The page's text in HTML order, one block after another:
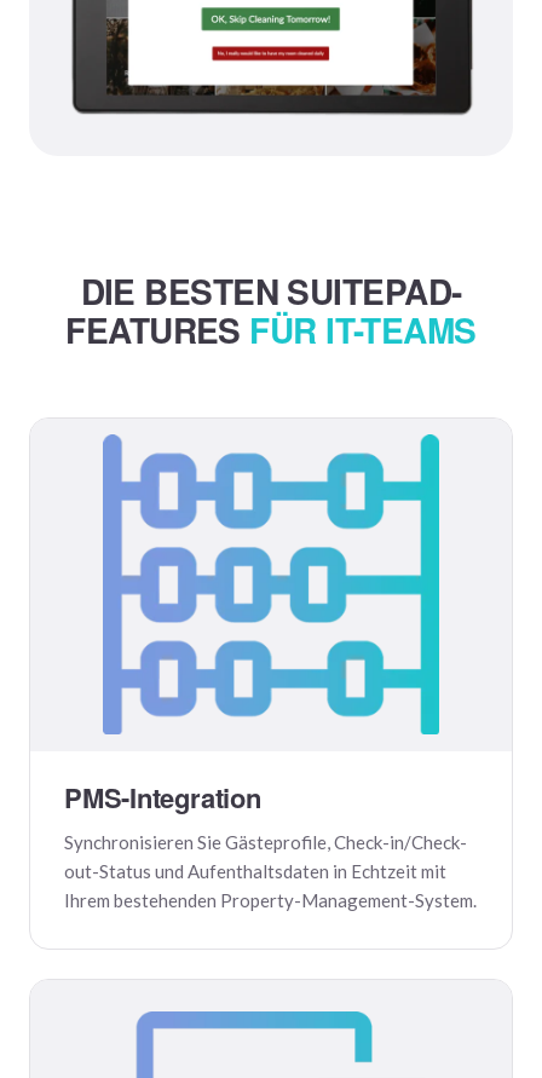
DIE BESTEN SUITEPAD-
FEATURES FÜR IT-TEAMS
PMS-Integration
Synchronisieren Sie Gästeprofile, Check-in/Check-
out-Status und Aufenthaltsdaten in Echtzeit mit
Ihrem bestehenden Property-Management-System.